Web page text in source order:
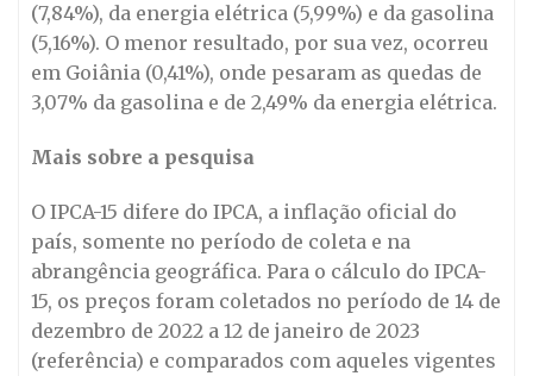
(7,84%), da energia elétrica (5,99%) e da gasolina
(5,16%). O menor resultado, por sua vez, ocorreu
em Goiânia (0,41%), onde pesaram as quedas de
3,07% da gasolina e de 2,49% da energia elétrica.
Mais sobre a pesquisa
O IPCA-15 difere do IPCA, a inflação oficial do
país, somente no período de coleta e na
abrangência geográfica. Para o cálculo do IPCA-
15, os preços foram coletados no período de 14 de
dezembro de 2022 a 12 de janeiro de 2023
(referência) e comparados com aqueles vigentes